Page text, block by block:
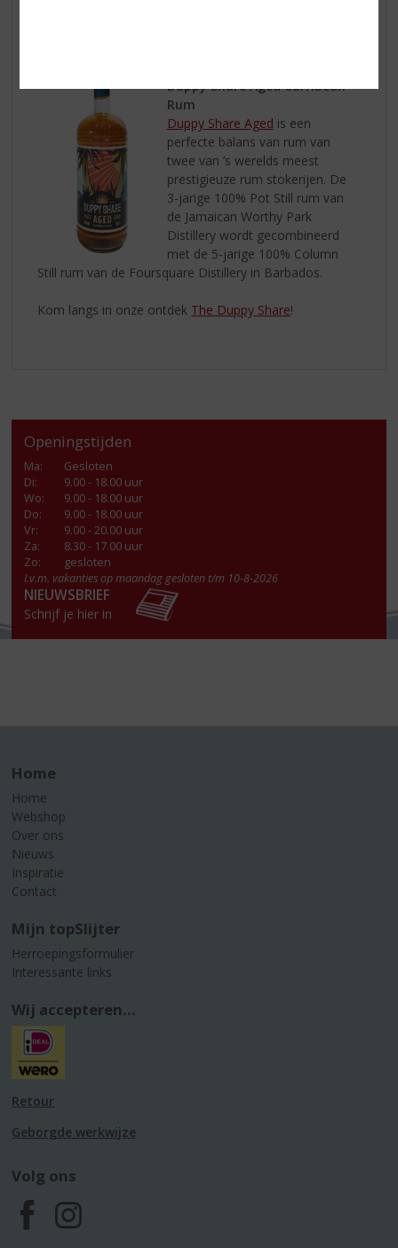
Duppy Share Aged Carribean
Rum
Duppy Share Aged is een
perfecte balans van rum van
twee van ’s werelds meest
prestigieuze rum stokerijen. De
3-jarige 100% Pot Still rum van
de Jamaican Worthy Park
Distillery wordt gecombineerd
met de 5-jarige 100% Column
Still rum van de Foursquare Distillery in Barbados.
Kom langs in onze ontdek The Duppy Share!
Openingstijden
Ma:
Gesloten
Di:
9.00 - 18.00 uur
Wo:
9.00 - 18.00 uur
Do:
9.00 - 18.00 uur
Vr:
9.00 - 20.00 uur
Za:
8.30 - 17.00 uur
Zo:
gesloten
I.v.m. vakanties op maandag gesloten t/m 10-8-2026
NIEUWSBRIEF
Schrijf je hier in
Home
Home
Webshop
Over ons
Nieuws
Inspiratie
Contact
Mijn topSlijter
Herroepingsformulier
Interessante links
Wij accepteren...
Retour
Geborgde werkwijze
Volg ons
F
I